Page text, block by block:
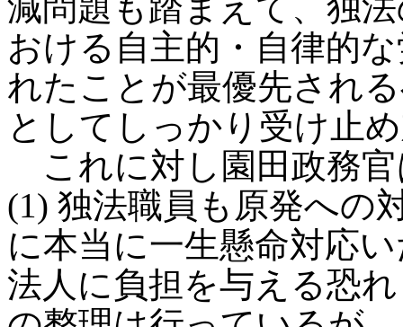
おける自主的・自律的
れたことが最優先され
としてしっかり受け止
これに対し園田政務
(1) 独法職員も原発への
に本当に一生懸命対応
法人に負担を与える恐